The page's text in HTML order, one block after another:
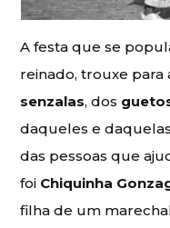
A festa que se
reinado, trouxe para
senzalas, dos
daqueles e
das pessoas que
foi Chiquinha
filha de um